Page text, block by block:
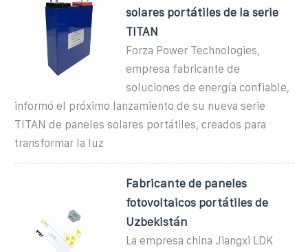
solares portátiles de la serie
TITAN
Forza Power Technologies,
empresa fabricante de
soluciones de energía confiable,
informó el próximo lanzamiento de su nueva serie
TITAN de paneles solares portátiles, creados para
transformar la luz
Fabricante de paneles
fotovoltaicos portátiles de
Uzbekistán
La empresa china Jiangxi LDK